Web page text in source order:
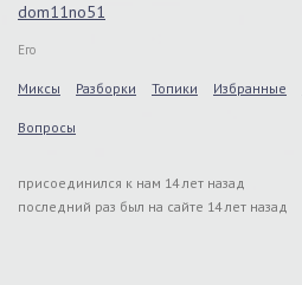
dom11no51
Его
Миксы Разборки Топики Избранные
Вопросы
присоединился к нам 14 лет назад
последний раз был на сайте 14 лет назад